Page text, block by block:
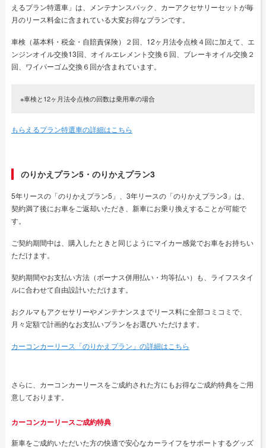
えるプラン特選車」は、メンテナンスパック、カーアクセサリーセットが毎
月のリース料金に含まれている大変お得なプランです。
車検（基本料・税金・自賠責保険）２回、12ヶ月法令点検４回に加えて、エ
ンジンオイル交換13回、オイルエレメント交換６回、ブレーキオイル交換２
回、ワイパーゴム交換６回が含まれています。
※車検と12ヶ月法令点検の回数は乗用車の場合
もらえるプラン特選車の詳細はこちら
のりかえプラン5・のりかえプラン3
5年リースの「のりかえプラン5」、3年リースの「のりかえプラン3」は、
契約満了後にお車をご返却いただき、新車にお乗り換えすることが可能で
す。
ご契約期間中は、購入したときと同じようにマイカー感覚でお車をお持ちい
ただけます。
契約期間やお支払い方法（ボーナス併用払い・均等払い）も、ライフスタイ
ルに合わせて自由設計いただけます。
おクルマもアクセサリーやメンテナンスまでリース料に全部コミコミで、
月々定額で計画的なお支払いプランをお選びいただけます。
カーコンカーリース「のりかえプラン」の詳細はこちら
さらに、カーコンカーリースをご成約された方にもお得なご成約特典をご用
意しております。
カーコンカーリースご成約特典
新車をご成約いただいた方の快適で安心なカーライフをサポートするグッズ